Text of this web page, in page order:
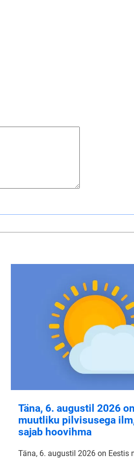
Täna, 6. augustil 2026
muutliku pilvisusega
sajab hoovihma
Täna, 6. augustil 2026 on Eestis